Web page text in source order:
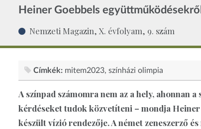
Heiner Goebbels
Nemzeti Magazin, X. évfolyam, 9. szám
Címkék: mitem2023 színházi olimpia
A színpad számomra nem az a hely, ahonnan
kérdéseket tudok közvetíteni – mondja
készült vízió rendezője. A német zeneszerző és